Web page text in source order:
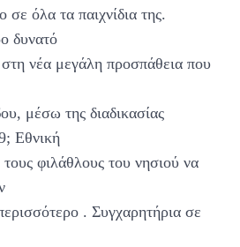
σε όλα τα παιχνίδια της.
δυνατό
νέα μεγάλη προσπάθεια που
μέσω της διαδικασίας
Εθνική
φιλάθλους του νησιού να
. Συγχαρητήρια σε